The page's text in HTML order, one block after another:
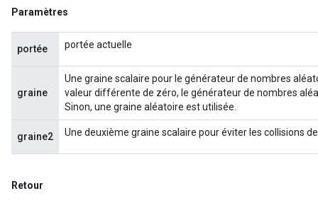
Paramètres
portée portée actuelle
graine
Une graine scalaire pour le générateur de nombres
valeur différente de zéro, le générateur de nombres
Sinon, une graine aléatoire est utilisée.
graine2 Une deuxième graine scalaire pour éviter les collisions
Retour